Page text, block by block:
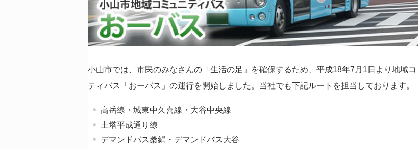
小山市では、市民のみなさんの「生活の足」を確保するため、平成18年7月1日より地域コ
ティバス「おーバス」の運行を開始しました。当社でも下記ルートを担当しております。
高岳線・城東中久喜線・大谷中央線
土塔平成通り線
デマンドバス桑絹・デマンドバス大谷